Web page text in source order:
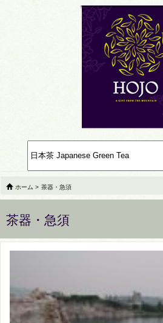
ホーム > 茶器・急須
茶器・急須